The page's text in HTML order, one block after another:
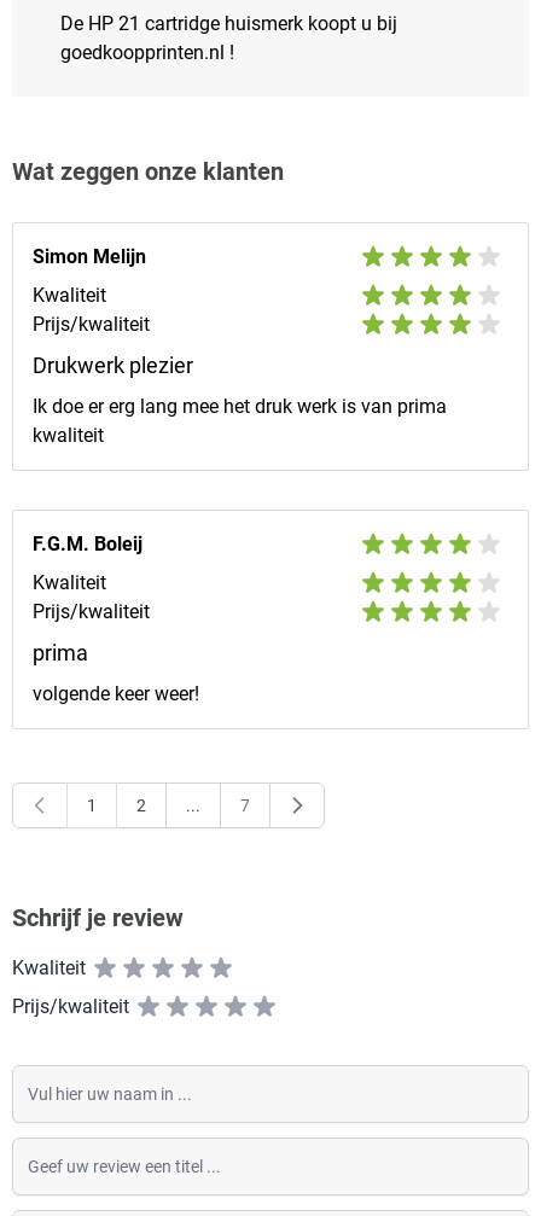
De HP 21 cartridge huismerk koopt u bij
goedkoopprinten.nl !
Wat zeggen onze klanten
Simon Melijn
Kwaliteit
Prijs/kwaliteit
Drukwerk plezier
Ik doe er erg lang mee het druk werk is van prima
kwaliteit
F.G.M. Boleij
Kwaliteit
Prijs/kwaliteit
prima
volgende keer weer!
U lees momenteel pagina
1
Pagina
2 ...
Pagina
7
Schrijf je review
Kwaliteit
Prijs/kwaliteit
Vul hier uw naam in
Geef uw review een titel
Omschrijf je ervaring